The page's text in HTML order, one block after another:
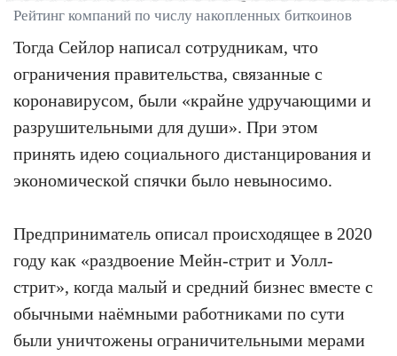
Рейтинг компаний по числу накопленных биткоинов
Тогда Сейлор написал сотрудникам, что
ограничения правительства, связанные с
коронавирусом, были «крайне удручающими и
разрушительными для души». При этом
принять идею социального дистанцирования и
экономической спячки было невыносимо.
Предприниматель описал происходящее в 2020
году как «раздвоение Мейн-стрит и Уолл-
стрит», когда малый и средний бизнес вместе с
обычными наёмными работниками по сути
были уничтожены ограничительными мерами